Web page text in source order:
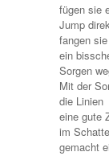
fügen sie
Jump
fangen
ein
Sorgen
Mit der
die Linien
eine gute
im
gemacht